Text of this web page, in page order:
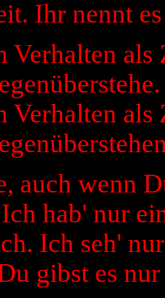
Ihr nennt
Verhalten
Verhalten
auch wenn
hab' nur
Ich seh'
gibst es